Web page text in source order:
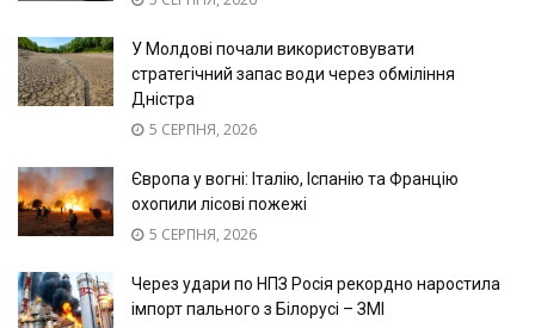
У Молдові почали використовувати
стратегічний запас води через обміління
Дністра
5 СЕРПНЯ, 2026
Європа у вогні: Італію, Іспанію та Францію
охопили лісові пожежі
5 СЕРПНЯ, 2026
Через удари по НПЗ Росія рекордно наростила
імпорт пального з Білорусі – ЗМІ